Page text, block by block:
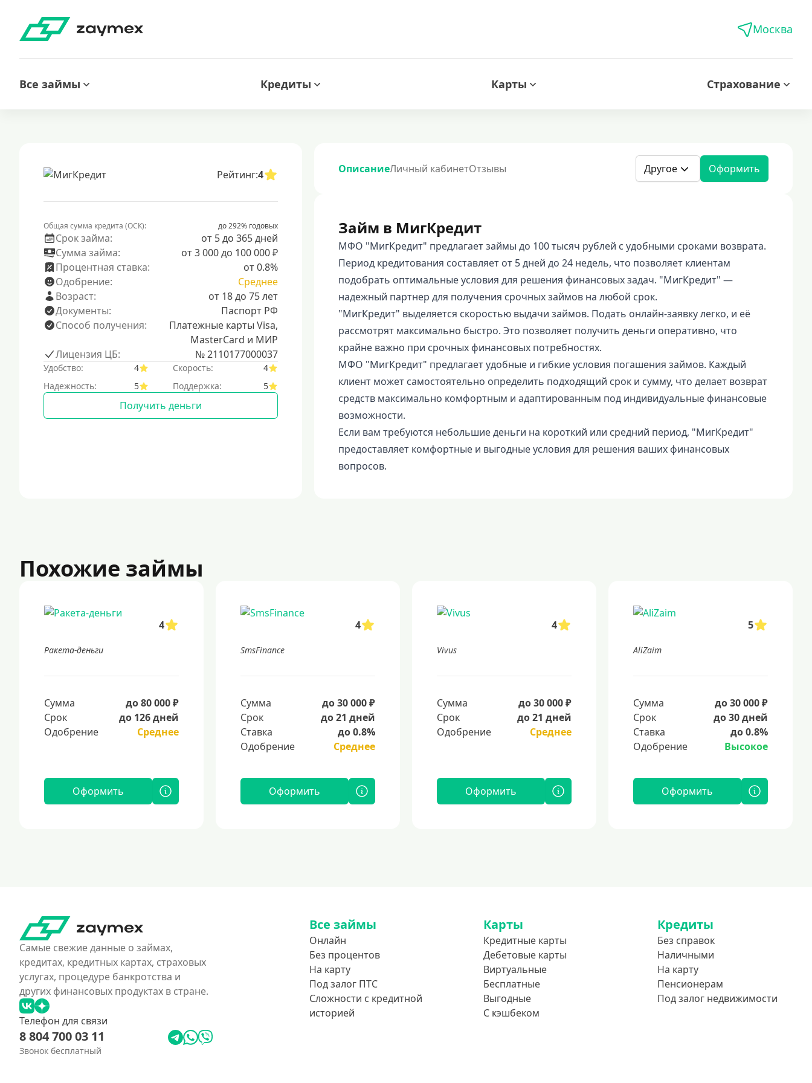
Москва
Все займы Кредиты Карты Страхование
Рейтинг:4
Общая сумма кредита (ОСК): до 292% годовых
Срок займа:
от 5 до 365 дней
Сумма займа:
от 3 000 до 100 000 ₽
Процентная ставка:
от 0.8%
Одобрение:
Среднее
Возраст:
от 18 до 75 лет
Документы:
Паспорт РФ
Способ получения:
Платежные карты Visa,
MasterCard и МИР
Лицензия ЦБ:
№ 2110177000037
Удобство: 4 Скорость:
4
Надежность:
5 Поддержка: 5
Получить деньги
ОписаниеЛичный кабинетОтзывы Другое Оформить
Займ в МигКредит
МФО "МигКредит" предлагает займы до 100 тысяч рублей с удобными сроками возврата.
Период кредитования составляет от 5 дней до 24 недель, что позволяет клиентам
подобрать оптимальные условия для решения финансовых задач. "МигКредит" —
надежный партнер для получения срочных займов на любой срок.
"МигКредит" выделяется скоростью выдачи займов. Подать онлайн-заявку легко, и её
рассмотрят максимально быстро. Это позволяет получить деньги оперативно, что
крайне важно при срочных финансовых потребностях.
МФО "МигКредит" предлагает удобные и гибкие условия погашения займов. Каждый
клиент может самостоятельно определить подходящий срок и сумму, что делает возврат
средств максимально комфортным и адаптированным под индивидуальные финансовые
возможности.
Если вам требуются небольшие деньги на короткий или средний период, "МигКредит"
предоставляет комфортные и выгодные условия для решения ваших финансовых
вопросов.
Похожие займы
4
Ракета-деньги
Сумма
до 80 000 ₽
Срок
до 126 дней
Одобрение
Среднее
Оформить
4
SmsFinance
Сумма
до 30 000 ₽
Срок
до 21 дней
Ставка
до 0.8%
Одобрение
Среднее
Оформить
4
Vivus
Сумма
до 30 000 ₽
Срок
до 21 дней
Одобрение
Среднее
Оформить
5
AliZaim
Сумма
до 30 000 ₽
Срок
до 30 дней
Ставка
до 0.8%
Одобрение
Высокое
Оформить
Самые свежие данные о займах,
кредитах, кредитных картах, страховых
услугах, процедуре банкротства и
других финансовых продуктах в стране.
Телефон для связи
8 804 700 03 11
Звонок бесплатный
Все займы
Онлайн
Без процентов
На карту
Под залог ПТС
Сложности с кредитной
историей
Карты
Кредитные карты
Дебетовые карты
Виртуальные
Бесплатные
Выгодные
С кэшбеком
Кредиты
Без справок
Наличными
На карту
Пенсионерам
Под залог недвижимости